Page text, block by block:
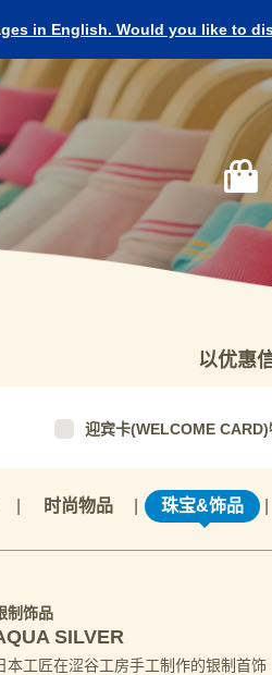
in English. Would you like to
以优惠
迎宾卡(WELCOME CARD)
时尚物品 珠宝&饰品
制饰品
SILVER
本工匠在涩谷工房手工制作的银制首饰